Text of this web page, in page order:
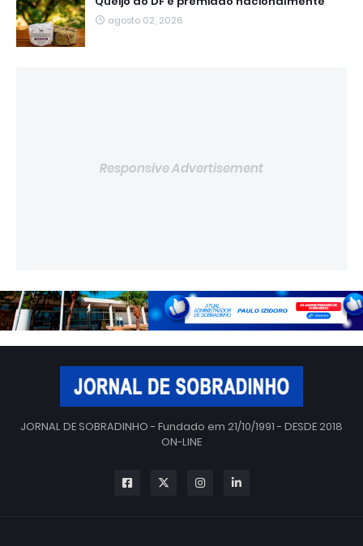
agosto 02, 2026
Responsive Advertisement
JORNAL DE SOBRADINHO - Fundado em 21/10/1991 - DESDE 2018
ON-LINE